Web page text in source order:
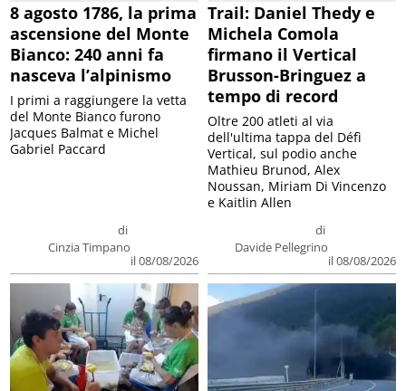
8 agosto 1786, la prima
ascensione del Monte
Bianco: 240 anni fa
nasceva l’alpinismo
di
Cinzia Timpano
il 08/08/2026
I primi a raggiungere la vetta
del Monte Bianco furono
Jacques Balmat e Michel
Gabriel Paccard
Trail: Daniel Thedy e
Michela Comola
firmano il Vertical
Brusson-Bringuez a
tempo di record
di
Davide Pellegrino
il 08/08/2026
Oltre 200 atleti al via
dell'ultima tappa del Défì
Vertical, sul podio anche
Mathieu Brunod, Alex
Noussan, Miriam Di Vincenzo
e Kaitlin Allen